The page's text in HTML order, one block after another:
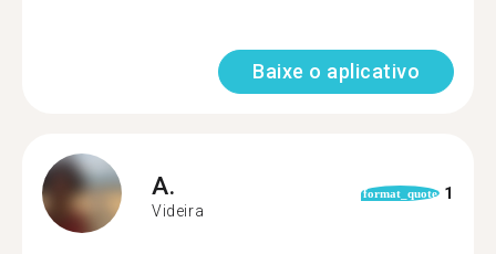
Baixe o aplicativo
A.
Videira
format_quote 1